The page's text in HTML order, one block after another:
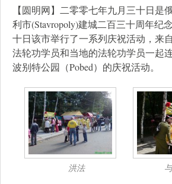
【圆明网】二零零七年九月三十日是
利市(Stavropoly)建城二百三十周年纪
十日该市举行了一系列庆祝活动，来
法轮功学员和当地的法轮功学员一起
波别特公园（Pobed）的庆祝活动。
洪法